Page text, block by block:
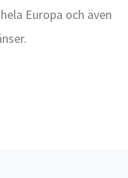
Europa och även